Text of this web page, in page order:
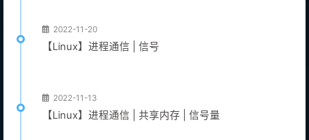
2022-11-20
【Linux】进程通信 | 信号
2022-11-13
【Linux】进程通信 | 共享内存 | 信号量